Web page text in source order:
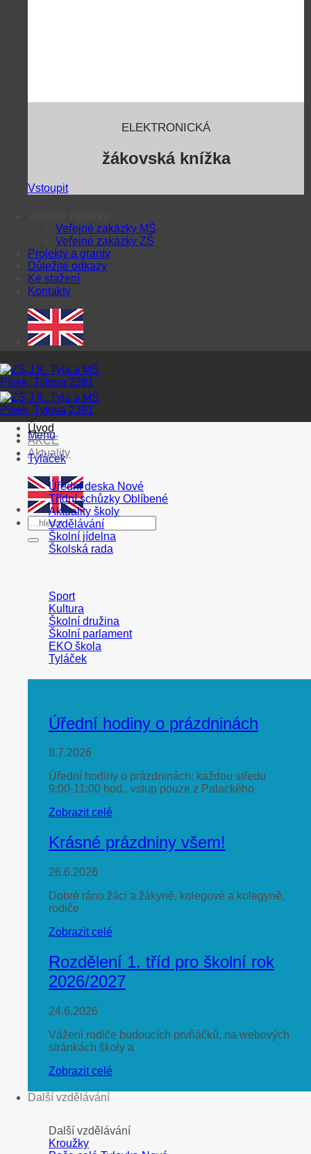
ELEKTRONICKÁ
žákovská knížka
Vstoupit
Veřejné zakázky MŠ
Veřejné zakázky ZŠ
Projekty a granty
Důležité odkazy
Ke stažení
Kontakty
Menu
Tyláček
Úvod
AKCE
Aktuality
Úřední deska
Třídní schůzky
Aktuality školy
Vzdělávání
Školní jídelna
Školská rada
Sport
Kultura
Školní družina
Školní parlament
EKO škola
Tyláček
Úřední hodiny o prázdninách
8.7.2026
Úřední hodiny o prázdninách: každou středu
9:00-11:00 hod., vstup pouze z Palackého
Zobrazit celé
Krásné prázdniny všem!
26.6.2026
Dobré ráno žáci a žákyně, kolegové a kolegyně,
rodiče
Zobrazit celé
Rozdělení 1. tříd pro školní rok
2026/2027
24.6.2026
Vážení rodiče budoucích prvňáčků, na webových
stránkách školy a
Zobrazit celé
Další vzdělávání
Další vzdělávání
Kroužky